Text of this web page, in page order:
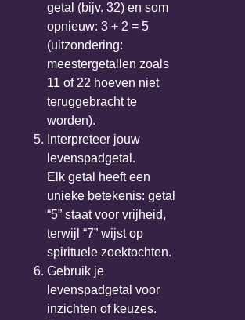
getal (bijv. 32) en som
opnieuw: 3 + 2 = 5
(uitzondering:
meestergetallen zoals
11 of 22 hoeven niet
teruggebracht te
worden).
Interpreteer jouw
levenspadgetal.
Elk getal heeft een
unieke betekenis: getal
“5” staat voor vrijheid,
terwijl “7” wijst op
spirituele zoektochten.
Gebruik je
levenspadgetal voor
inzichten of keuzes.